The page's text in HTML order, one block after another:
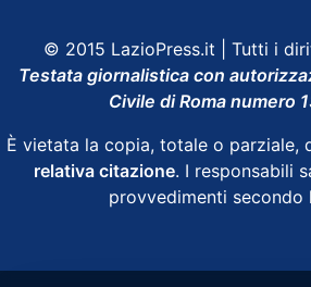
© 2015 LazioPress.it | Tutti i
Testata giornalistica con
Civile di Roma numero
È vietata la copia, totale o parziale,
relativa citazione. I responsabili
provvedimenti secondo